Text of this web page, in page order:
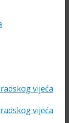
vijeća
vijeća